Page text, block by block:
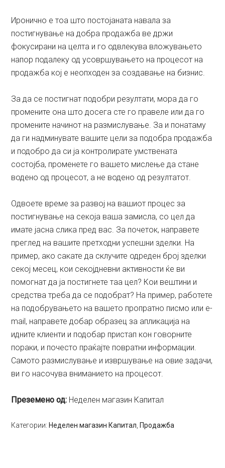
Иронично е тоа што постојаната навала за
постигнување на добра продажба ве држи
фокусирани на целта и го одвлекува вложувањето
напор подалеку од усовршувањето на процесот на
продажба кој е неопходен за создавање на бизнис.
За да се постигнат подобри резултати, мора да го
промените она што досега сте го правеле или да го
промените начинот на размислување. За и понатаму
да ги надминувате вашите цели за подобра продажба
и подобро да си ја контролирате умствената
состојба, променете го вашето мислење да стане
водено од процесот, а не водено од резултатот.
Одвоете време за развој на вашиот процес за
постигнување на секоја ваша замисла, со цел да
имате јасна слика пред вас. За почеток, направете
преглед на вашите претходни успешни зделки. На
пример, ако сакате да склучите одреден број зделки
секој месец, кои секојдневни активности ќе ви
помогнат да ја постигнете таа цел? Кои вештини и
средства треба да се подобрат? На пример, работете
на подобрувањето на вашето пропратно писмо или e-
mail, направете добар образец за апликација на
идните клиенти и подобар пристап кон говорните
пораки, и почесто праќајте повратни информации.
Самото размислување и извршување на овие задачи,
ви го насочува вниманието на процесот.
Преземено од: Неделен магазин Капитал
Категории: Неделен магазин Капитал Продажба